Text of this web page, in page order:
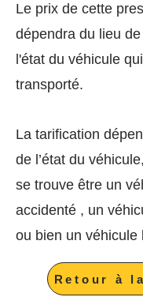
Le prix de cette
dépendra du lieu
l'état du véhicule
transporté.
La tarification
de l’état du
se trouve être un
accidenté , un
ou bien un véhicule
Retour à